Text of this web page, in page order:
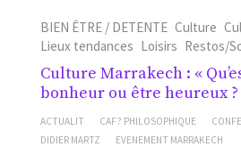
BIEN ÊTRE / DETENTE Culture
Lieux tendances Loisirs Restos/
Culture Marrakech : «
bonheur ou être heureux ?
ACTUALIT CAF? PHILOSOPHIQUE
DIDIER MARTZ
EVENEMENT MARRAKECH